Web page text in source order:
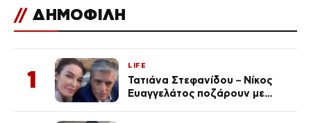
// ΔΗΜΟΦΙΛΗ
1
LIFE
Τατιάνα Στεφανίδου – Νίκος
Ευαγγελάτος ποζάρουν με